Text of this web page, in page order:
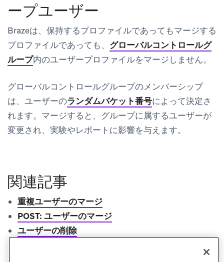
ープユーザー
Brazeは、保持するプロファイルであってもマージする
プロファイルであっても、 グローバルコントロールグ
ループ内のユーザープロファイルをマージしません。
グローバルコントロールグループのメンバーシップ
は、ユーザーのランダムバケット番号によって決定さ
れます。マージすると、グループに属するユーザーが
変更され、実験やレポートに影響を与えます。
関連記事
重複ユーザーのマージ
POST: ユーザーのマージ
ユーザーの削除